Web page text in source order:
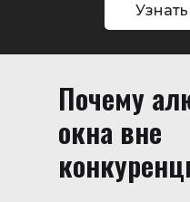
Почему
окна вне